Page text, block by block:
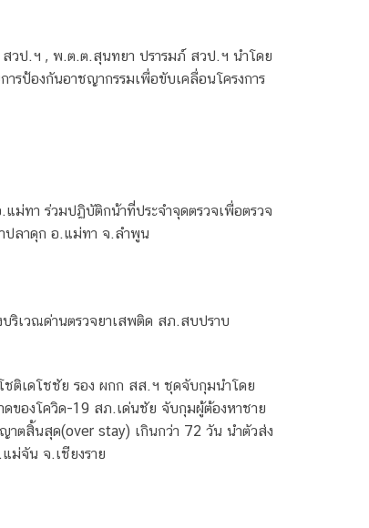
วป.ฯ , พ.ต.ต.สุนทยา ปรารมภ์ สวป.ฯ นำโดย
รป้องกันอาชญากรรมเพื่อขับเคลื่อนโครงการ
ม่ทา ร่วมปฏิบัติกน้าที่ประจำจุดตรวจเพื่อตรวจ
ปลาดุก อ.แม่ทา จ.ลำพูน
ริเวณด่านตรวจยาเสพติด สภ.สบปราบ
ติเดโชชัย รอง ผกก สส.ฯ ชุดจับกุมนำโดย
ของโควิด-19 สภ.เด่นชัย จับกุมผู้ต้องหาชาย
าตสิ้นสุด(over stay) เกินกว่า 72 วัน นำตัวส่ง
ม่จัน จ.เชียงราย